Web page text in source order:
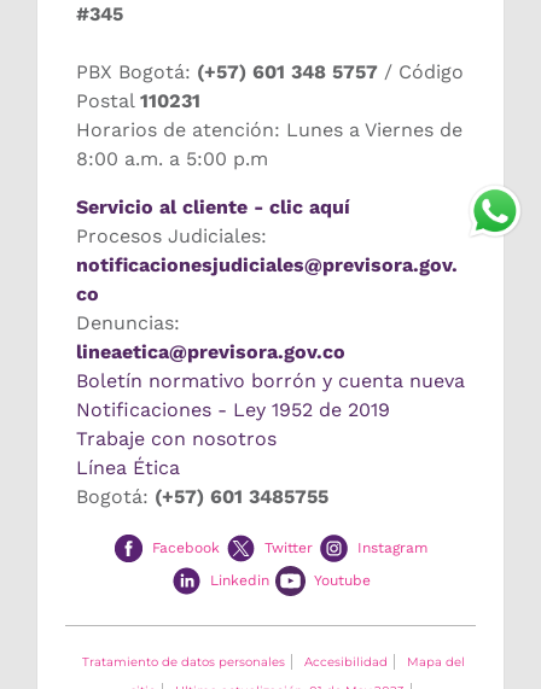
#345
PBX Bogotá: (+57) 601 348 5757 / Código
Postal 110231
Horarios de atención: Lunes a Viernes de
8:00 a.m. a 5:00 p.m
Servicio al cliente - clic aquí
Procesos Judiciales:
notificacionesjudiciales@previsora.gov.
co
Denuncias:
lineaetica@previsora.gov.co
Boletín normativo borrón y cuenta nueva
Notificaciones - Ley 1952 de 2019
Trabaje con nosotros
Línea Ética
Bogotá: (+57) 601 3485755
Facebook Twitter
Instagram
Linkedin
Youtube
Tratamiento de datos personales Accesibilidad
Mapa del